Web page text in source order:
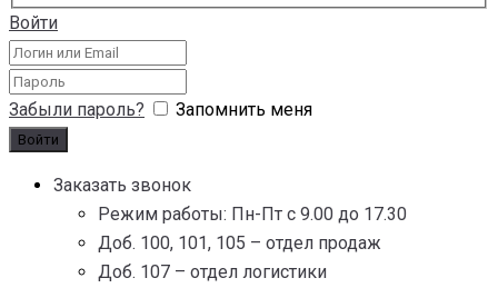
Войти
Забыли пароль? Запомнить меня
Заказать звонок
Режим работы: Пн-Пт с 9.00 до 17.30
Доб. 100, 101, 105 – отдел продаж
Доб. 107 – отдел логистики